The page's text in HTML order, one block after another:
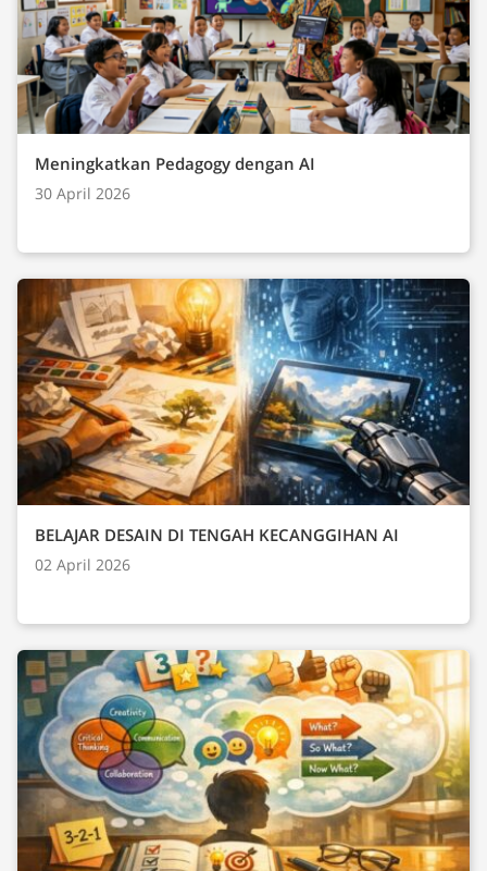
Meningkatkan Pedagogy dengan AI
30 April 2026
BELAJAR DESAIN DI TENGAH KECANGGIHAN AI
02 April 2026